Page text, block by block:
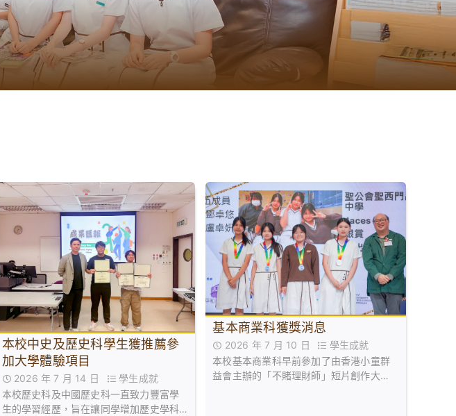
本校中史及歷史科學生獲推薦參
加大學體驗項目
2026 年 7 月 14 日
學生成就
本校歷史科及中國歷史科一直致力豐富學
生的學習經歷，旨在讓同學增加歷史學科
基本商業科獲獎消息
2026 年 7 月 10 日
學生成就
本校基本商業科早前參加了由香港小童群
益會主辦的「不賭理財師」短片創作大